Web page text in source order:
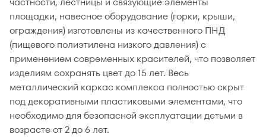
площадки, навесное оборудование (горки, крыши,
ограждения) изготовлены из качественного ПНД
(пищевого полиэтилена низкого давления) с
применением современных красителей, что позволяет
изделиям сохранять цвет до 15 лет. Весь
металлический каркас комплекса полностью скрыт
под декоративными пластиковыми элементами, что
необходимо для безопасной эксплуатации детьми в
возрасте от 2 до 6 лет.